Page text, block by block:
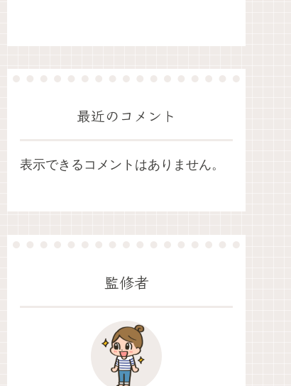
最近のコメント
表示できるコメントはありません。
監修者